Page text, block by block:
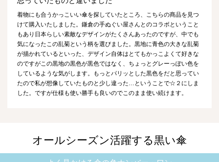
着物にも合うかっこいい傘を探していたところ、こちらの商品を見つ
けて購入いたしました。鎌倉の手ぬぐい屋さんとのコラボということ
もあり日本らしい素敵なデザインがたくさんあったのですが、中でも
気になったこの乱菊という柄を選びました。黒地に青色の大きな乱菊
が描かれているといった、デザイン自体はとてもかっこよくて好きな
のですがこの黒地の黒色が黒色ではなく、ちょっとグレーっぽい色を
しているような気がします。もっとパリッとした黒色をだと思ってい
たので私が想像していたものと少し違った…ということで☆２にしま
した。ですが仕様も使い勝手も良いのでこのまま使い続けます。
オールシーズン活躍する黒い傘